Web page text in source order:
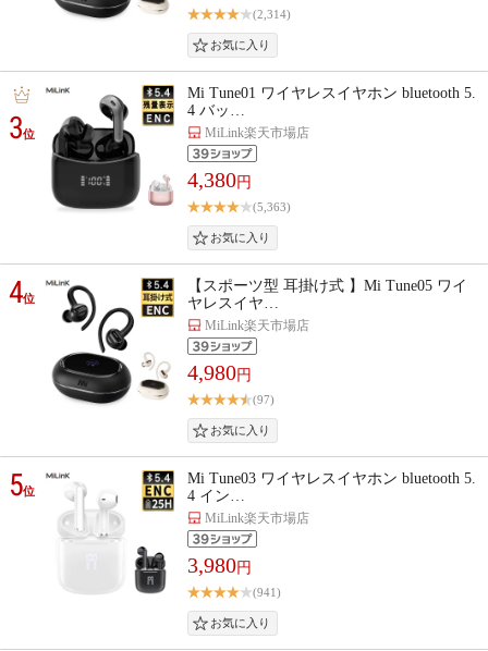
(2,314)
3位
Mi Tune01 ワイヤレスイヤホン bluetooth 5.
4 バッ…
MiLink楽天市場店
4,380円
(5,363)
4位
【スポーツ型 耳掛け式 】Mi Tune05 ワイ
ヤレスイヤ…
MiLink楽天市場店
4,980円
(97)
5位
Mi Tune03 ワイヤレスイヤホン bluetooth 5.
4 イン…
MiLink楽天市場店
3,980円
(941)